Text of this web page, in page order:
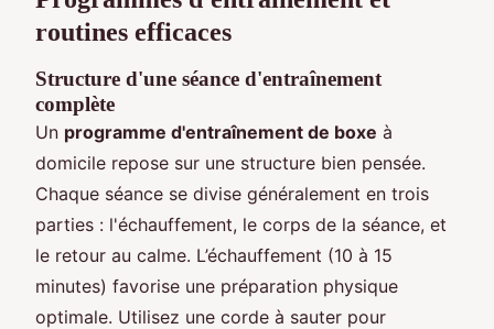
routines efficaces
Structure d'une séance d'entraînement
complète
Un programme d'entraînement de boxe à
domicile repose sur une structure bien pensée.
Chaque séance se divise généralement en trois
parties : l'échauffement, le corps de la séance, et
le retour au calme. L’échauffement (10 à 15
minutes) favorise une préparation physique
optimale. Utilisez une corde à sauter pour